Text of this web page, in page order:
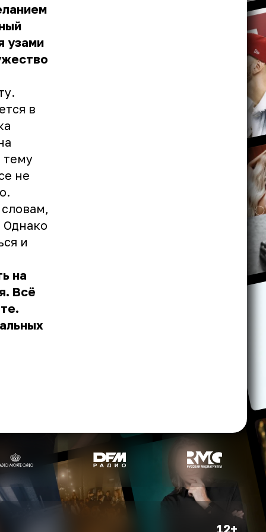
узами
в
тему
не
Однако
и
на
Всё
12+